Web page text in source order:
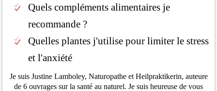
Quels compléments alimentaires je
recommande ?
Quelles plantes j'utilise pour limiter le stress
et l'anxiété
Je suis Justine Lamboley, Naturopathe et Heilpraktikerin, auteure
de 6 ouvrages sur la santé au naturel. Je suis heureuse de vous